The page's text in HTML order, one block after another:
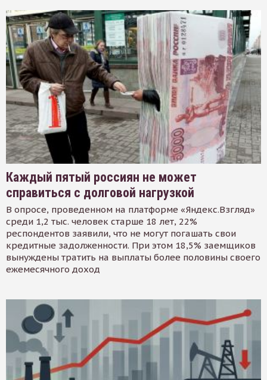
Каждый пятый россиян не может
справиться с долговой нагрузкой
В опросе, проведенном на платформе «Яндекс.Взгляд»
среди 1,2 тыс. человек старше 18 лет, 22%
респондентов заявили, что не могут погашать свои
кредитные задолженности. При этом 18,5% заемщиков
вынуждены тратить на выплаты более половины своего
ежемесячного доход